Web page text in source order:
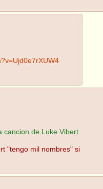
cancion de Luke Vibert
"tengo mil nombres" si